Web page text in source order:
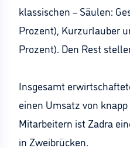
klassischen – Säulen:
Prozent), Kurzurlauber
Prozent). Den Rest
Insgesamt
einen Umsatz von
Mitarbeitern ist Zadra
in Zweibrücken.